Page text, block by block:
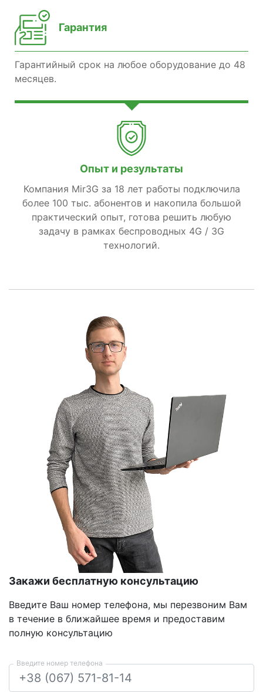
Гарантия
Гарантийный срок на любое оборудование до 48
месяцев.
Опыт и результаты
Компания Mir3G за 18 лет работы подключила
более 100 тыс. абонентов и накопила большой
практический опыт, готова решить любую
задачу в рамках беспроводных 4G / 3G
технологий.
Закажи бесплатную консультацию
Введите Ваш номер телефона, мы перезвоним Вам
в течение в ближайшее время и предоставим
полную консультацию
Введите номер телефона